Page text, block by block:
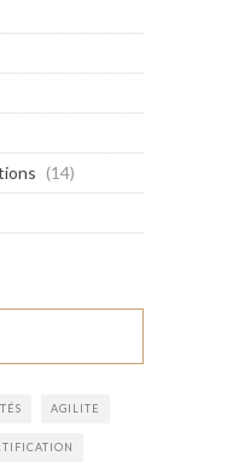
(14)
AGILITE